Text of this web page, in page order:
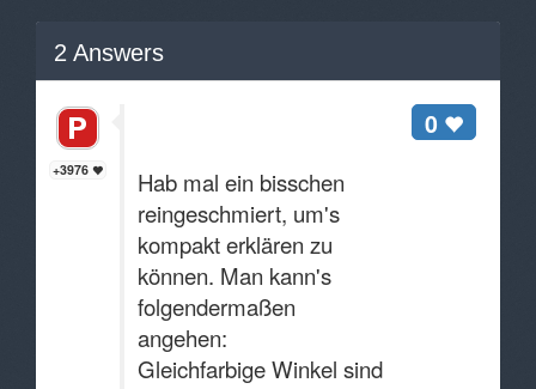
2 Answers
+3976
0
Hab mal ein bisschen
reingeschmiert, um's
kompakt erklären zu
können. Man kann's
folgendermaßen
angehen:
Gleichfarbige Winkel sind